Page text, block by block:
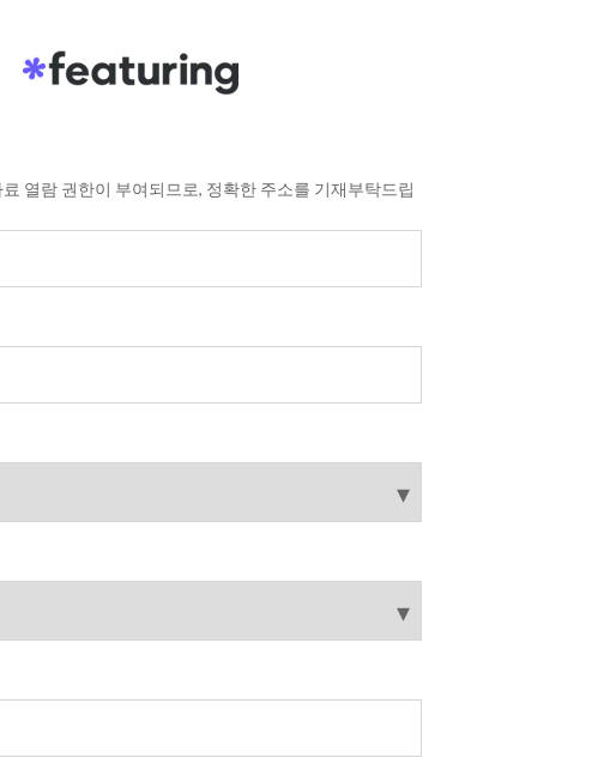
열람 권한이 부여되므로, 정확한 주소를 기재부탁드립